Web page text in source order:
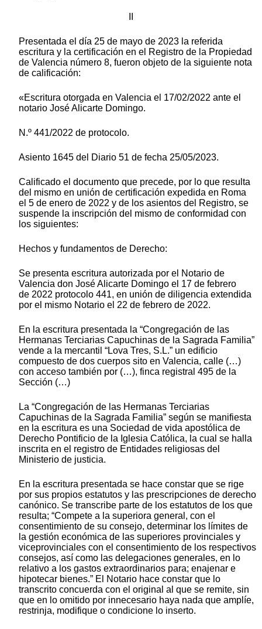
Presentada el día 25 de mayo de 2023 la referida
escritura y la certificación en el Registro de la Propiedad
de Valencia número 8, fueron objeto de la siguiente nota
de calificación:
«Escritura otorgada en Valencia el 17/02/2022 ante el
notario José Alicarte Domingo.
N.º 441/2022 de protocolo.
Asiento 1645 del Diario 51 de fecha 25/05/2023.
Calificado el documento que precede, por lo que resulta
del mismo en unión de certificación expedida en Roma
el 5 de enero de 2022 y de los asientos del Registro, se
suspende la inscripción del mismo de conformidad con
los siguientes:
Hechos y fundamentos de Derecho:
Se presenta escritura autorizada por el Notario de
Valencia don José Alicarte Domingo el 17 de febrero
de 2022 protocolo 441, en unión de diligencia extendida
por el mismo Notario el 22 de febrero de 2022.
En la escritura presentada la “Congregación de las
Hermanas Terciarias Capuchinas de la Sagrada Familia”
vende a la mercantil “Lova Tres, S.L.” un edificio
compuesto de dos cuerpos sito en Valencia, calle (…)
con acceso también por (…), finca registral 495 de la
Sección (…)
La “Congregación de las Hermanas Terciarias
Capuchinas de la Sagrada Familia” según se manifiesta
en la escritura es una Sociedad de vida apostólica de
Derecho Pontificio de la Iglesia Católica, la cual se halla
inscrita en el registro de Entidades religiosas del
Ministerio de justicia.
En la escritura presentada se hace constar que se rige
por sus propios estatutos y las prescripciones de derecho
canónico. Se transcribe parte de los estatutos de los que
resulta; “Compete a la superiora general, con el
consentimiento de su consejo, determinar los límites de
la gestión económica de las superiores provinciales y
viceprovinciales con el consentimiento de los respectivos
consejos, así como las delegaciones generales, en lo
relativo a los gastos extraordinarios para; enajenar e
hipotecar bienes.” El Notario hace constar que lo
transcrito concuerda con el original al que se remite, sin
que en lo omitido por innecesario haya nada que amplíe,
restrinja, modifique o condicione lo inserto.